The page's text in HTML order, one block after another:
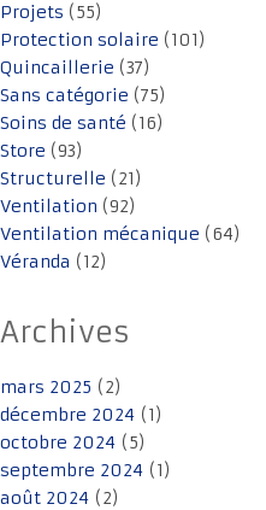
Projets (55)
Protection solaire (101)
Quincaillerie (37)
Sans catégorie (75)
Soins de santé (16)
Store (93)
Structurelle (21)
Ventilation (92)
Ventilation mécanique (64)
Véranda (12)
Archives
mars 2025 (2)
décembre 2024 (1)
octobre 2024 (5)
septembre 2024 (1)
août 2024 (2)